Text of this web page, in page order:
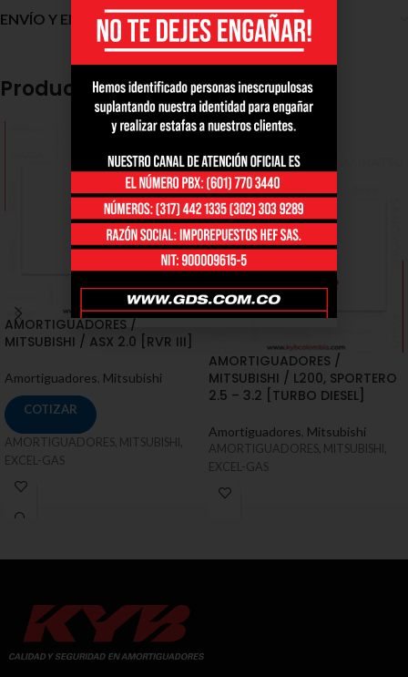
ENVÍO Y ENTREGA
Productos relacionados
AMORTIGUADORES /
MITSUBISHI / ASX 2.0 [RVR III]
Amortiguadores Mitsubishi
COTIZAR
AMORTIGUADORES, MITSUBISHI,
EXCEL-GAS
SOLD
AMORTIGUADORES /
MITSUBISHI / L200, SPORTERO
2.5 – 3.2 [TURBO DIESEL]
Amortiguadores Mitsubishi
AMORTIGUADORES, MITSUBISHI,
EXCEL-GAS